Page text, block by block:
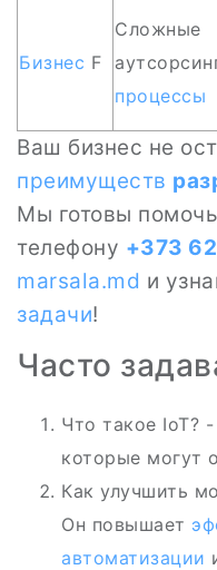
Бизнес F
Сложные
процессы
Ваш бизнес не
преимуществ
Мы готовы
телефону +373
marsala.md и
задачи!
Часто
Что такое IoT?
которые могут
Как улучшить
Он повышает
автоматизации